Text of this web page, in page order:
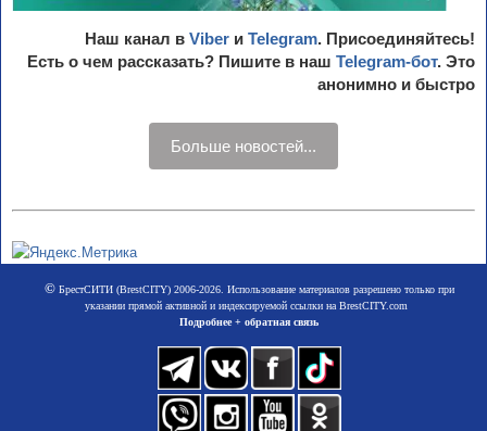
Наш канал в Viber и Telegram. Присоединяйтесь!
Есть о чем рассказать? Пишите в наш Telegram-бот. Это
анонимно и быстро
Больше новостей...
©БрестСИТИ (BrestCITY) 2006-2026. Использование материалов разрешено только при
указании прямой активной и индексируемой ссылки на BrestCITY.com
Подробнее + обратная связь